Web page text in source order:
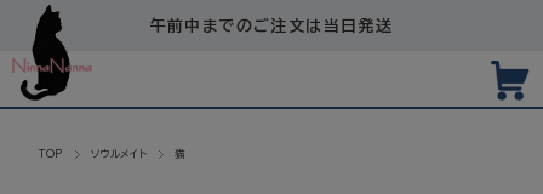
午前中までのご注文は当日発送
TOP ソウルメイト 猫